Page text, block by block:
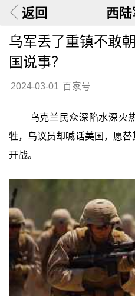
返回 西
乌军丢了重镇不敢
国说事？
2024-03-01 百家号
乌克兰民众深陷水深火
牲，乌议员却喊话美国，愿
开战。